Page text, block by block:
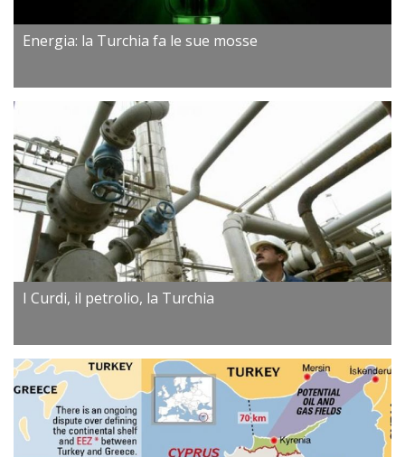
Energia: la Turchia fa le sue mosse
I Curdi, il petrolio, la Turchia